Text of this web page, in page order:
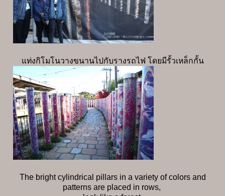
แท่งกิโมโนวางขนานไปกับรางรถไฟ โดยมีรั้วเหล็กกั้น
The bright cylindrical pillars in a variety of colors and
patterns are placed in rows,